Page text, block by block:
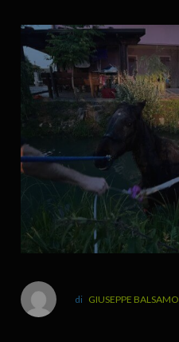
GIUSEPPE BALSAMO